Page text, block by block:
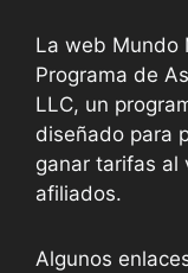
La web Mundo
Programa de
LLC, un
diseñado para
ganar tarifas al
afiliados.
Algunos